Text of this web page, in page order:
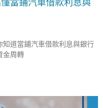
當鋪汽車借款利息與
知道當鋪汽車借款利息與銀行
金周轉